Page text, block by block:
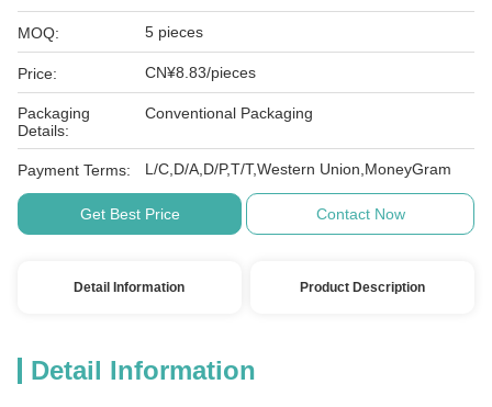
MOQ: 5 pieces
Price: CN¥8.83/pieces
Packaging
Details:
Conventional Packaging
Payment Terms: L/C,D/A,D/P,T/T,Western Union,MoneyGram
Get Best Price Contact Now
Detail Information Product Description
Detail Information